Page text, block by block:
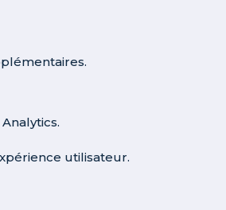
utilisateur.